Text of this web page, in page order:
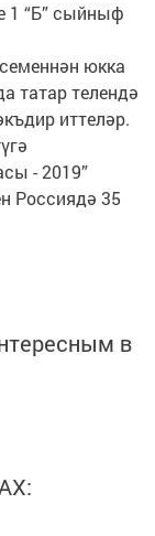
1 “Б” сыйныф
юкка
татар телендә
иттеләр.
- 2019”
Россиядә 35
в